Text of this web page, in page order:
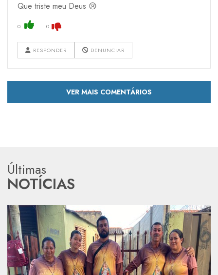
Que triste meu Deus 😢
0 0
RESPONDER DENUNCIAR
VER MAIS COMENTÁRIOS
Últimas
NOTÍCIAS